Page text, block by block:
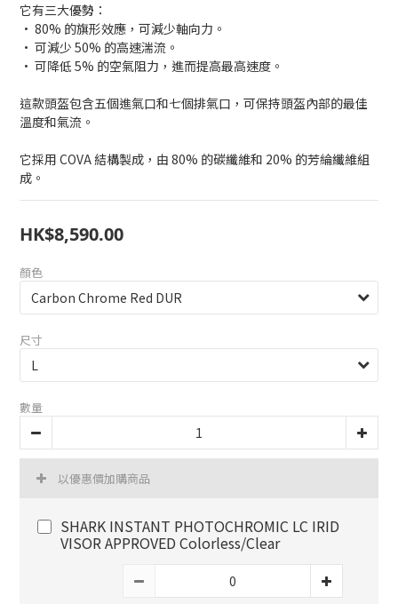
它有三大優勢：
• 80% 的旗形效應，可減少軸向力。
• 可減少 50% 的高速湍流。
• 可降低 5% 的空氣阻力，進而提高最高速度。
這款頭盔包含五個進氣口和七個排氣口，可保持頭盔內部的最佳
溫度和氣流。
它採用 COVA 結構製成，由 80% 的碳纖維和 20% 的芳綸纖維組
成。
HK$8,590.00
顏色
尺寸
數量
以優惠價加購商品
SHARK INSTANT PHOTOCHROMIC LC IRID
VISOR APPROVED Colorless/Clear